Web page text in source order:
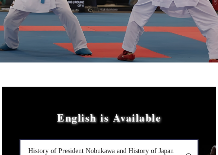
English is Available
History of President Nobukawa and History of Japan